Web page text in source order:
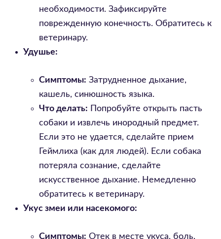
необходимости. Зафиксируйте
поврежденную конечность. Обратитесь к
ветеринару.
Удушье:
Симптомы: Затрудненное дыхание,
кашель, синюшность языка.
Что делать: Попробуйте открыть пасть
собаки и извлечь инородный предмет.
Если это не удается, сделайте прием
Геймлиха (как для людей). Если собака
потеряла сознание, сделайте
искусственное дыхание. Немедленно
обратитесь к ветеринару.
Укус змеи или насекомого:
Симптомы: Отек в месте укуса, боль,